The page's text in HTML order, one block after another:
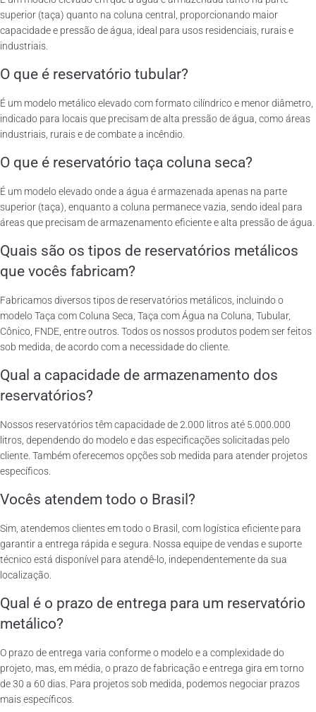
superior (taça) quanto na coluna central, proporcionando maior
capacidade e pressão de água, ideal para usos residenciais, rurais e
industriais.
O que é reservatório tubular?
É um modelo metálico elevado com formato cilíndrico e menor diâmetro,
indicado para locais que precisam de alta pressão de água, como áreas
industriais, rurais e de combate a incêndio.
O que é reservatório taça coluna seca?
É um modelo elevado onde a água é armazenada apenas na parte
superior (taça), enquanto a coluna permanece vazia, sendo ideal para
áreas que precisam de armazenamento eficiente e alta pressão de água.
Quais são os tipos de reservatórios metálicos
que vocês fabricam?
Fabricamos diversos tipos de reservatórios metálicos, incluindo o
modelo Taça com Coluna Seca, Taça com Água na Coluna, Tubular,
Cônico, FNDE, entre outros. Todos os nossos produtos podem ser feitos
sob medida, de acordo com a necessidade do cliente.
Qual a capacidade de armazenamento dos
reservatórios?
Nossos reservatórios têm capacidade de 2.000 litros até 5.000.000
litros, dependendo do modelo e das especificações solicitadas pelo
cliente. Também oferecemos opções sob medida para atender projetos
específicos.
Vocês atendem todo o Brasil?
Sim, atendemos clientes em todo o Brasil, com logística eficiente para
garantir a entrega rápida e segura. Nossa equipe de vendas e suporte
técnico está disponível para atendê-lo, independentemente da sua
localização.
Qual é o prazo de entrega para um reservatório
metálico?
O prazo de entrega varia conforme o modelo e a complexidade do
projeto, mas, em média, o prazo de fabricação e entrega gira em torno
de 30 a 60 dias. Para projetos sob medida, podemos negociar prazos
mais específicos.